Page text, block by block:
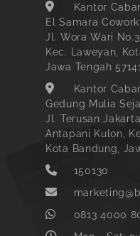
Kantor
El Samara
Jl. Wora Wari
Kec. Laweyan,
Jawa Tengah 57141
Kantor
Gedung Mulia
Jl. Terusan Jakarta
Antapani Kulon,
Kota Bandung,
150130
0813 4000